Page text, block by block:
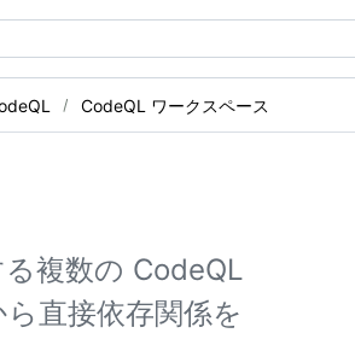
CodeQL ワークスペース
複数の CodeQL
直接依存関係を